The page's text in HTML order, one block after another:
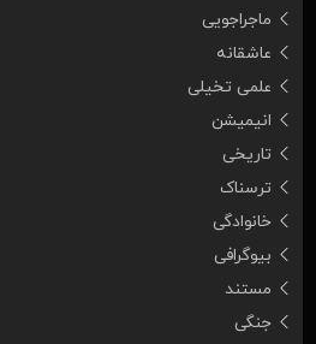
ماجراجویی
عاشقانه
علمی تخیلی
انیمیشن
تاریخی
ترسناک
خانوادگی
بیوگرافی
مستند
جنگی